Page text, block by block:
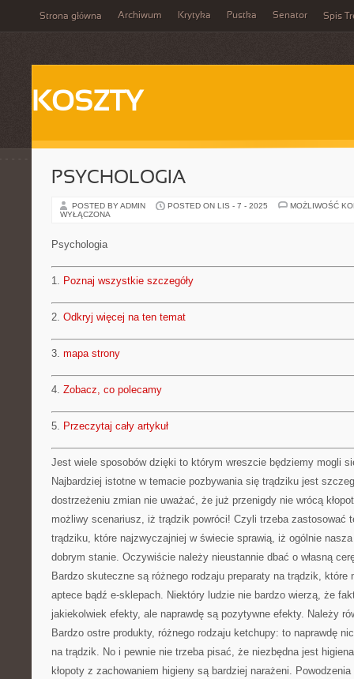
Strona główna Archiwum Krytyka Pustka Senator Spis
KOSZTY
PSYCHOLOGIA
POSTED BY ADMIN POSTED ON LIS - 7 - 2025
MOŻLIWOŚĆ
WYŁĄCZONA
Psychologia
1. Poznaj wszystkie szczegóły
2. Odkryj więcej na ten temat
3. mapa strony
4. Zobacz, co polecamy
5. Przeczytaj cały artykuł
Jest wiele sposobów dzięki to którym wreszcie będziemy mogli
Najbardziej istotne w temacie pozbywania się trądziku jest
dostrzeżeniu zmian nie uważać, że już przenigdy nie wrócą
możliwy scenariusz, iż trądzik powróci! Czyli trzeba zastosować
trądziku, które najzwyczajniej w świecie sprawią, iż ogólnie
dobrym stanie. Oczywiście należy nieustannie dbać o własną
Bardzo skuteczne są różnego rodzaju preparaty na trądzik, które
aptece bądź e-sklepach. Niektóry ludzie nie bardzo wierzą, że
jakiekolwiek efekty, ale naprawdę są pozytywne efekty. Należy
Bardzo ostre produkty, różnego rodzaju ketchupy: to naprawdę
na trądzik. No i pewnie nie trzeba pisać, że niezbędna jest
kłopoty z zachowaniem higieny są bardziej narażeni.